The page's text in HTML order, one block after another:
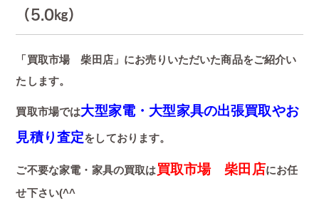
（5.0㎏）
「買取市場 柴田店」にお売りいただいた商品をご紹介い
たします。
買取市場では大型家電・大型家具の出張買取やお
見積り査定をしております。
ご不要な家電・家具の買取は買取市場 柴田店にお任
せ下さい(^^